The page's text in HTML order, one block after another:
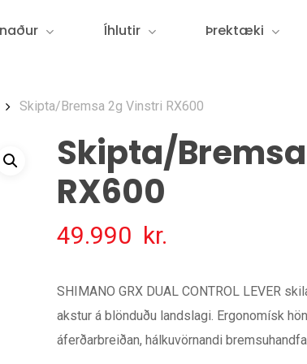
Íhlutir Þrektæki
Skipta/Bremsa 2g Vinstri RX600
Skipta/
RX600
49.990 kr.
SHIMANO GRX DUAL CONTROL LEVER
akstur á blönduðu landslagi. Ergonomísk
áferðarbreiðan, hálkuvörnandi